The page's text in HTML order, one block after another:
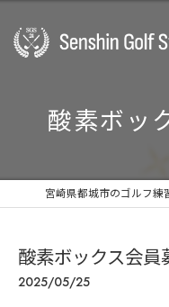
酸素ボッ
酸素ボックス会員
2025/05/25